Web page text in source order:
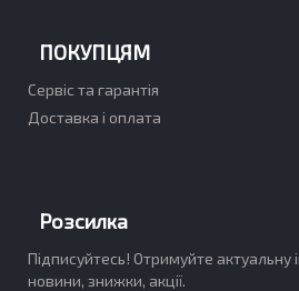
ПОКУПЦЯМ
Сервіс та гарантія
Доставка і оплата
Розсилка
Підписуйтесь! Отримуйте актуальну
новини, знижки, акції.